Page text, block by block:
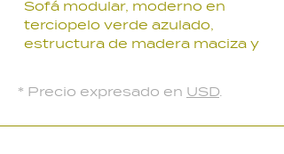
Sofá modular, moderno en
terciopelo verde azulado,
estructura de madera maciza y
los posabrazos como los
* Precio expresado en USD.